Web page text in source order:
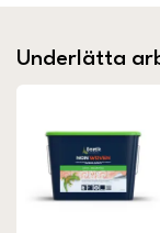
Underlätta